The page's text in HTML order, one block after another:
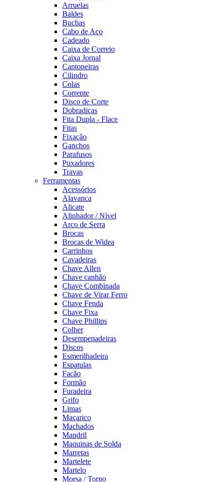
Arruelas
Baldes
Buchas
Cabo de Aço
Cadeado
Caixa de Correio
Caixa Jornal
Cantoneiras
Cilindro
Colas
Corrente
Disco de Corte
Dobradiças
Fita Dupla - Flace
Fitas
Fixação
Ganchos
Parafusos
Puxadores
Travas
Ferramentas
Acessórios
Alavanca
Alicate
Alinhador / Nível
Arco de Serra
Brocas
Brocas de Widea
Carrinhos
Cavadeiras
Chave Allen
Chave canhão
Chave Combinada
Chave de Virar Ferro
Chave Fenda
Chave Fixa
Chave Phillips
Colher
Desempenadeiras
Discos
Esmerilhadeira
Espatulas
Facão
Formão
Furadeira
Grifo
Limas
Maçarico
Machados
Mandril
Maquinas de Solda
Marretas
Martelete
Martelo
Morsa / Torno